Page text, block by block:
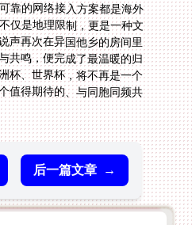
后一篇文章 →